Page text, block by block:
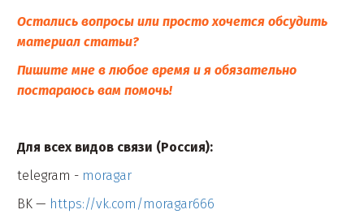
Остались вопросы или просто хочется обсудить
материал статьи?
Пишите мне в любое время и я обязательно
постараюсь вам помочь!
Для всех видов связи (Россия):
telegram - moragar
BK — https://vk.com/moragar666